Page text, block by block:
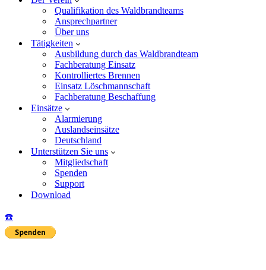
Qualifikation des Waldbrandteams
Ansprechpartner
Über uns
Tätigkeiten
Ausbildung durch das Waldbrandteam
Fachberatung Einsatz
Kontrolliertes Brennen
Einsatz Löschmannschaft
Fachberatung Beschaffung
Einsätze
Alarmierung
Auslandseinsätze
Deutschland
Unterstützen Sie uns
Mitgliedschaft
Spenden
Support
Download
☎️